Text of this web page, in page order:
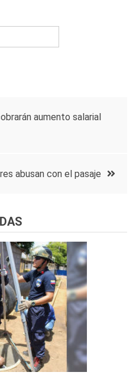
aumento salarial
abusan con el pasaje